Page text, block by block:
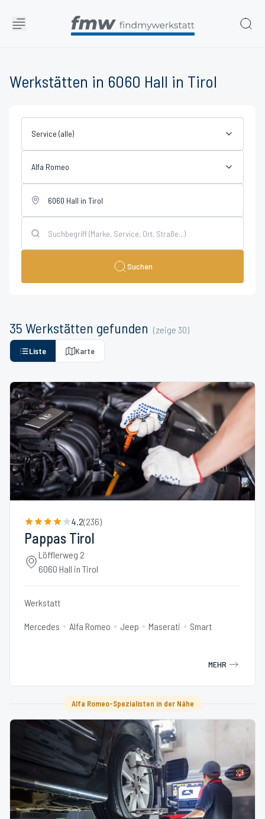
Werkstätten in 6060 Hall in Tirol
Service (alle)
Alfa Romeo
Suchen
35 Werkstätten gefunden (zeige 30)
Liste Karte
4.2(236)
Pappas Tirol
Löfflerweg 2
6060 Hall in Tirol
Werkstatt
Mercedes Alfa Romeo Jeep Maserati Smart
MEHR
Alfa Romeo-Spezialisten in der Nähe